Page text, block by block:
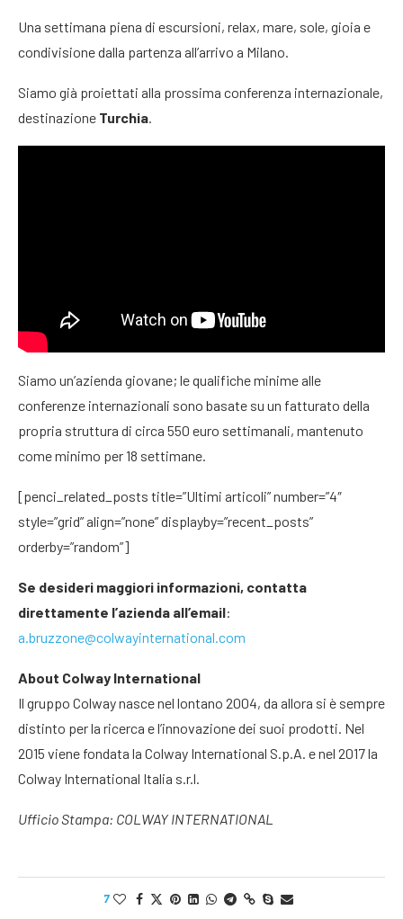
Una settimana piena di escursioni, relax, mare, sole, gioia e
condivisione dalla partenza all’arrivo a Milano.
Siamo già proiettati alla prossima conferenza internazionale,
destinazione Turchia.
Siamo un’azienda giovane; le qualifiche minime alle
conferenze internazionali sono basate su un fatturato della
propria struttura di circa 550 euro settimanali, mantenuto
come minimo per 18 settimane.
[penci_related_posts title=”Ultimi articoli” number=”4″
style=”grid” align=”none” displayby=”recent_posts”
orderby=”random”]
Se desideri maggiori informazioni, contatta
direttamente l’azienda all’email:
a.bruzzone@colwayinternational.com
About Colway International
Il gruppo Colway nasce nel lontano 2004, da allora si è sempre
distinto per la ricerca e l’innovazione dei suoi prodotti. Nel
2015 viene fondata la Colway International S.p.A. e nel 2017 la
Colway International Italia s.r.l.
Ufficio Stampa: COLWAY INTERNATIONAL
7